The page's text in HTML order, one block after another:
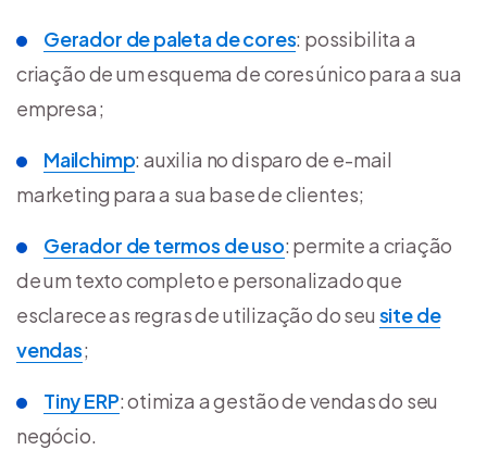
Gerador de paleta de cores: possibilita a
criação de um esquema de cores único para a sua
empresa;
Mailchimp: auxilia no disparo de e-mail
marketing para a sua base de clientes;
Gerador de termos de uso: permite a criação
de um texto completo e personalizado que
esclarece as regras de utilização do seu site de
vendas;
Tiny ERP: otimiza a gestão de vendas do seu
negócio.